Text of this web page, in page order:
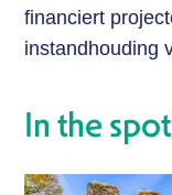
financiert
instandhouding
In the